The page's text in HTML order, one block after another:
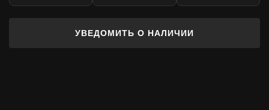
УВЕДОМИТЬ О НАЛИЧИИ